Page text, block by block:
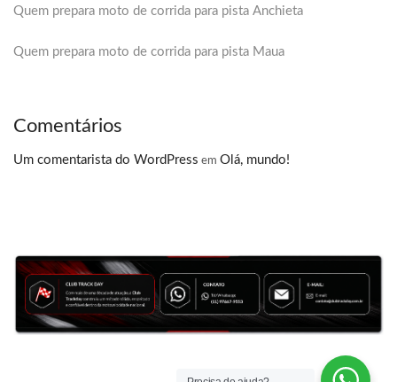
Quem prepara moto de corrida para pista Anchieta
Quem prepara moto de corrida para pista Maua
Comentários
Um comentarista do WordPress em Olá, mundo!